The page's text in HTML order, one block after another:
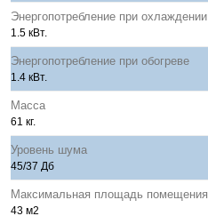
Энергопотребление при охлаждении
1.5 кВт.
Энергопотребление при обогреве
1.4 кВт.
Масса
61 кг.
Уровень шума
45/37 Дб
Максимальная площадь помещения
43 м2